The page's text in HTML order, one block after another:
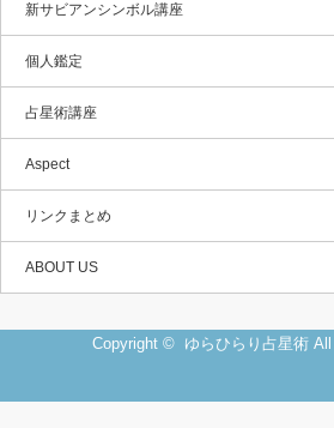
新サビアンシンボル講座
個人鑑定
占星術講座
Aspect
リンクまとめ
ABOUT US
Copyright © ゆらひらり占星術 All